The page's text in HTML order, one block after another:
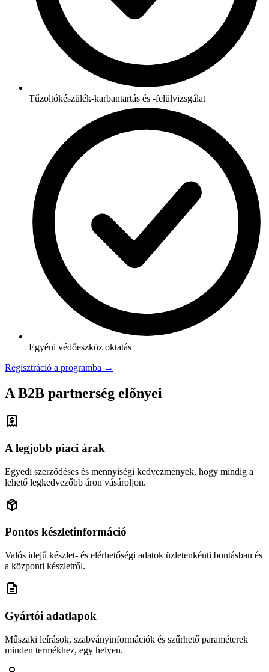
Tűzoltókészülék-karbantartás és -felülvizsgálat
Egyéni védőeszköz oktatás
Regisztráció a programba →
A B2B partnerség előnyei
A legjobb piaci árak
Egyedi szerződéses és mennyiségi kedvezmények, hogy mindig a
lehető legkedvezőbb áron vásároljon.
Pontos készletinformáció
Valós idejű készlet- és elérhetőségi adatok üzletenkénti bontásban és
a központi készletről.
Gyártói adatlapok
Műszaki leírások, szabványinformációk és szűrhető paraméterek
minden termékhez, egy helyen.